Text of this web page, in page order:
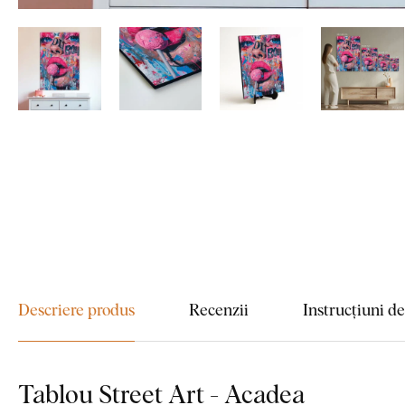
Descriere produs Recenzii Instrucțiuni
Tablou Street Art - Acadea